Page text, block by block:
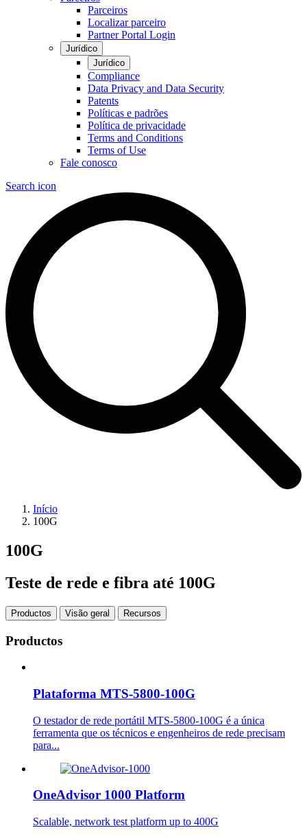
Parceiros
Localizar parceiro
Partner Portal Login
Jurídico
Jurídico
Compliance
Data Privacy and Data Security
Patents
Políticas e padrões
Política de privacidade
Terms and Conditions
Terms of Use
Fale conosco
Search icon
Início
100G
100G
Teste de rede e fibra até 100G
Productos Visão geral Recursos
Productos
Plataforma MTS-5800-100G
O testador de rede portátil MTS-5800-100G é a única
ferramenta que os técnicos e engenheiros de rede precisam
para...
OneAdvisor 1000 Platform
Scalable, network test platform up to 400G